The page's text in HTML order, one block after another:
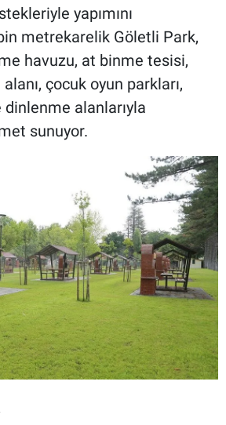
yapımını
metrekarelik Göletli Park,
havuzu, at binme tesisi,
çocuk oyun parkları,
dinlenme alanlarıyla
sunuyor.